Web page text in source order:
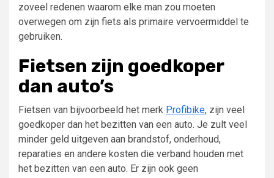
zoveel redenen waarom elke man zou moeten
overwegen om zijn fiets als primaire vervoermiddel te
gebruiken.
Fietsen zijn goedkoper
dan auto’s
Fietsen van bijvoorbeeld het merk Profibike, zijn veel
goedkoper dan het bezitten van een auto. Je zult veel
minder geld uitgeven aan brandstof, onderhoud,
reparaties en andere kosten die verband houden met
het bezitten van een auto. Er zijn ook geen